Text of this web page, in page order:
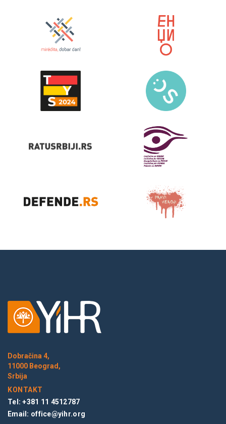
Dobračina 4,
11000 Beograd,
Srbija
KONTAKT
Tel: +381 11 4512787
Email: office@yihr.org